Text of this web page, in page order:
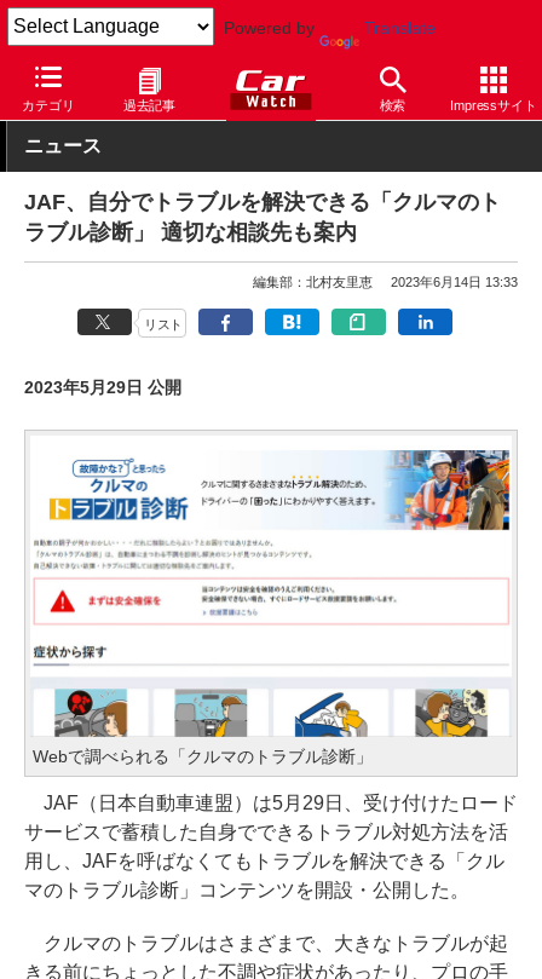
Powered by Translate
カテゴリ 過去記事 検索 Impressサイト
Car Watch 自動車
ニュース
JAF、自分でトラブルを解決できる「クルマのト
ラブル診断」 適切な相談先も案内
編集部：北村友里恵 2023年6月14日 13:33
リスト
2023年5月29日 公開
Webで調べられる「クルマのトラブル診断」
JAF（日本自動車連盟）は5月29日、受け付けたロード
サービスで蓄積した自身でできるトラブル対処方法を活
用し、JAFを呼ばなくてもトラブルを解決できる「クル
マのトラブル診断」コンテンツを開設・公開した。
クルマのトラブルはさまざまで、大きなトラブルが起
きる前にちょっとした不調や症状があったり、プロの手